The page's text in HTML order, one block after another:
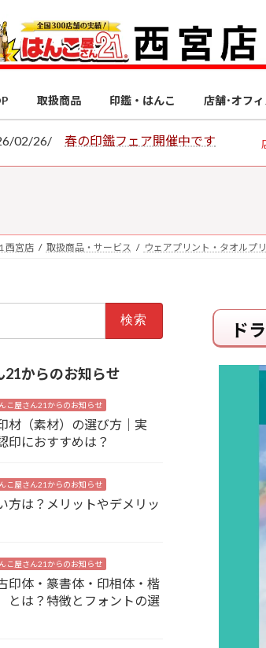
取扱商品 印鑑・はんこ 店舗･オフ
02/26/ 春の印鑑フェア開催中です
西宮店 取扱商品・サービス ウェアプリント・タオルプ
ド
21からのお知らせ
こ屋さん21からのお知らせ
材（素材）の選び方｜実
印におすすめは？
こ屋さん21からのお知らせ
方は？メリットやデメリッ
こ屋さん21からのお知らせ
印体・篆書体・印相体・楷
とは？特徴とフォントの選